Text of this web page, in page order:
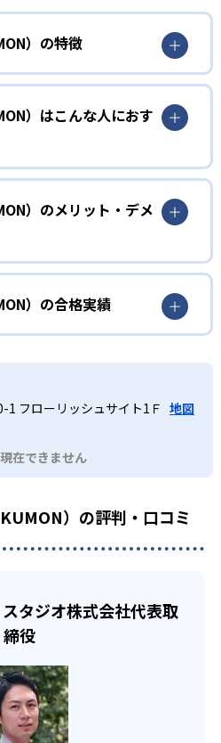
）の特徴
式の学力別学習
とらわれずに、一人ひとりの学
始めている。
から少しずつ難易度を上げてい
題から高度な問題へと、スモー
う工夫されている。このスタ
かき立てるため、教えてもらう
、自ら進んで学ぶ姿勢を身に
ぶ子どもたちは、自らの学習
学年を超えた範囲も学習でき
材に進む生徒もいる。
ブルな受講スタイル
ため、部活や他の習い事で忙し
組み合わせることも可能だ。
）はこんな人におす
幼児
備をしたい幼児向け
に分かれた教材で、わかる楽し
を高めていける。
に合わせて内容も調整するた
きにくい学力を身につけられ
を克服したい子ども向け
が、子どものやる気を引き出せ
り、声かけをしたりしてい
るだろう。
両立したい生徒向け
学習状況やスケジュールに合わ
は、いつでも気軽に相談可能
）のメリット・デメ
ットがある？
ルで勉強するため、集中力や目
く力を育むことができる。ま
に自分の学力に相応したレベ
すぎてやる気を損ねたり、簡
。
リットがある？
スでも数学・英語・国語の3教
教科に関しては他塾を検討す
）の合格実績
合格実績は公開していない。志
フローリッシュサイト1Ｆ 地図
在できません
）の評判・口コミ
タジオ株式会社代表取
締役